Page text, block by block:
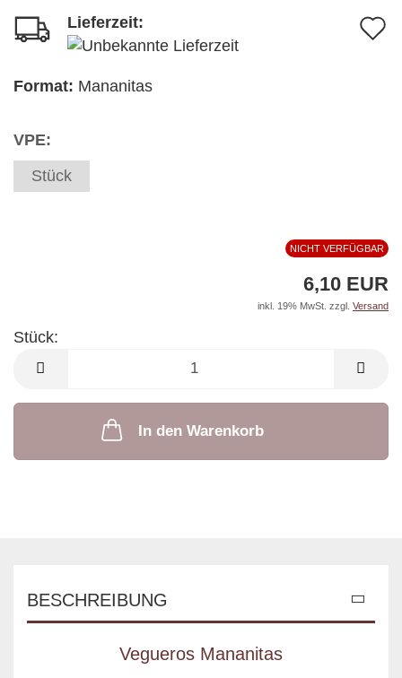
Lieferzeit:
Format: Mananitas
VPE:
Stück
NICHT VERFÜGBAR
6,10 EUR
inkl. 19% MwSt. zzgl. Versand
Stück:
Stück
In den Warenkorb
BESCHREIBUNG
Vegueros Mananitas